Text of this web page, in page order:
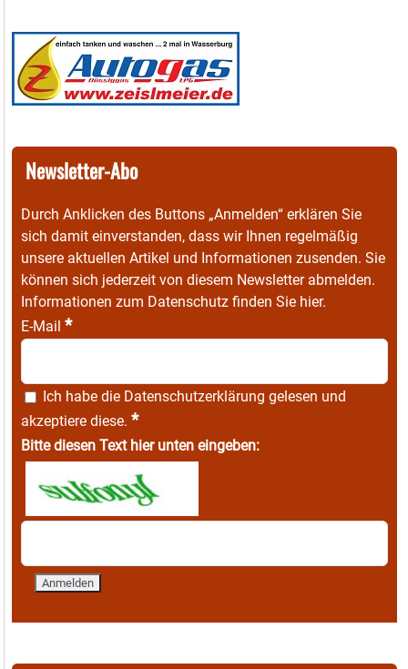
Newsletter-Abo
Durch Anklicken des Buttons „Anmelden“ erklären Sie
sich damit einverstanden, dass wir Ihnen regelmäßig
unsere aktuellen Artikel und Informationen zusenden. Sie
können sich jederzeit von diesem Newsletter abmelden.
Informationen zum Datenschutz finden Sie hier.
E-Mail *
Ich habe die Datenschutzerklärung gelesen und
akzeptiere diese. *
Bitte diesen Text hier unten eingeben: